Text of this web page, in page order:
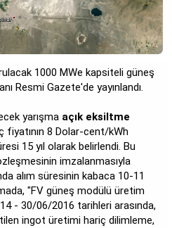
1000 MWe kapsiteli güneş
Resmi Gazete'de yayınlandı.
yarışma açık eksiltme
fiyatının 8 Dolar-cent/kWh
15 yıl olarak belirlendi. Bu
imzalanmasıyla
alım süresinin kabaca 10-11
"FV güneş modülü üretim
- 30/06/2016 tarihleri arasında,
ingot üretimi hariç dilimleme,